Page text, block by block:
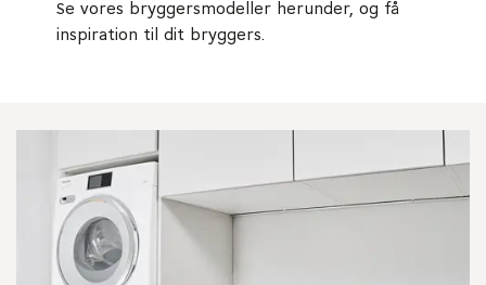
Se vores bryggersmodeller herunder, og få
inspiration til dit bryggers.